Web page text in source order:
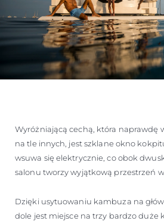
Wyróżniającą cechą, która naprawdę
na tle innych, jest szklane okno
wsuwa się elektrycznie, co obok
salonu tworzy wyjątkową przestrzeń
Dzięki usytuowaniu kambuza na
dole jest miejsce na trzy bardzo duże